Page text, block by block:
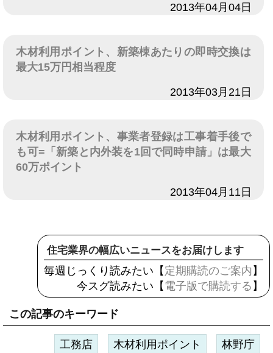
2013年04月04日
木材利用ポイント、新築棟あたりの即時交換は
最大15万円相当程度
2013年03月21日
木材利用ポイント、事業者登録は工事着手後で
も可=「新築と内外装を1回で同時申請」は最大
60万ポイント
2013年04月11日
住宅業界の幅広いニュースをお届けします
毎週じっくり読みたい【 定期購読のご案内 】
今スグ読みたい【 電子版で購読する 】
この記事のキーワード
工務店 木材利用ポイント 林野庁